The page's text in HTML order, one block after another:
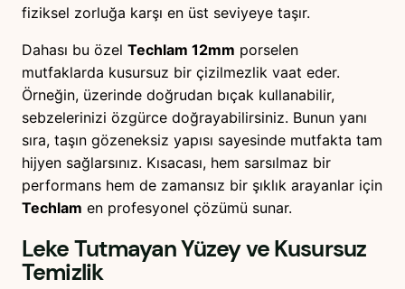
fiziksel zorluğa karşı en üst seviyeye taşır.
Dahası bu özel Techlam 12mm porselen
mutfaklarda kusursuz bir çizilmezlik vaat eder.
Örneğin, üzerinde doğrudan bıçak kullanabilir,
sebzelerinizi özgürce doğrayabilirsiniz. Bunun yanı
sıra, taşın gözeneksiz yapısı sayesinde mutfakta tam
hijyen sağlarsınız. Kısacası, hem sarsılmaz bir
performans hem de zamansız bir şıklık arayanlar için
Techlam en profesyonel çözümü sunar.
Leke Tutmayan Yüzey ve Kusursuz
Temizlik